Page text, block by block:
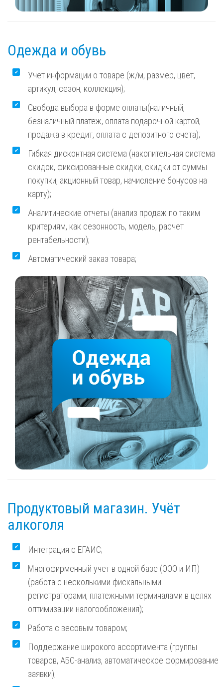
Одежда и обувь
Учет информации о товаре (ж/м, размер, цвет,
артикул, сезон, коллекция);
Свобода выбора в форме оплаты(наличный,
безналичный платеж, оплата подарочной картой,
продажа в кредит, оплата с депозитного счета);
Гибкая дисконтная система (накопительная система
скидок, фиксированные скидки, скидки от суммы
покупки, акционный товар, начисление бонусов на
карту);
Аналитические отчеты (анализ продаж по таким
критериям, как сезонность, модель, расчет
рентабельности);
Автоматический заказ товара;
Продуктовый магазин. Учёт
алкоголя
Интеграция с ЕГАИС;
Многофирменный учет в одной базе (ООО и ИП)
(работа с несколькими фискальными
регистраторами, платежными терминалами в целях
оптимизации налогообложения);
Работа с весовым товаром;
Поддержание широкого ассортимента (группы
товаров, АБС-анализ, автоматическое формирование
заявки);